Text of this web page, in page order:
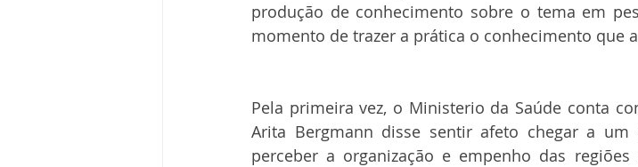
produção de conhecimento sobre o tema em
momento de trazer a prática o conhecimento que
Pela primeira vez, o Ministerio da Saúde conta
Arita Bergmann disse sentir afeto chegar a um
perceber a organização e empenho das